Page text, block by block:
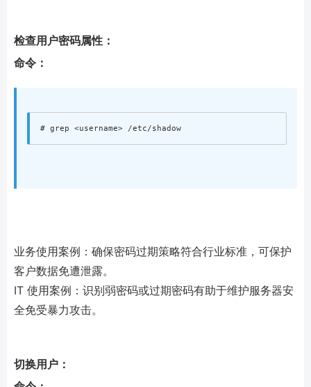
检查用户密码属性：
命令：
业务使用案例：确保密码过期策略符合行业标准，可保护
客户数据免遭泄露。
IT 使用案例：识别弱密码或过期密码有助于维护服务器安
全免受暴力攻击。
切换用户：